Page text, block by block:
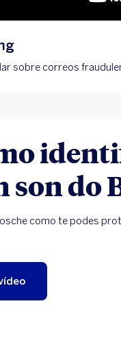
sobre correos
son do
como te podes